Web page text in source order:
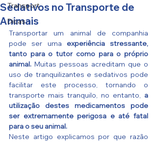
Transport
Dicas
Sedativos no Transporte de
Animais
Transportar um animal de companhia
pode ser uma experiência stressante,
tanto para o tutor como para o próprio
animal. Muitas pessoas acreditam que o
uso de tranquilizantes e sedativos pode
facilitar este processo, tornando o
transporte mais tranquilo, no entanto, a
utilização destes medicamentos pode
ser extremamente perigosa e até fatal
para o seu animal.
Neste artigo explicamos por que razão